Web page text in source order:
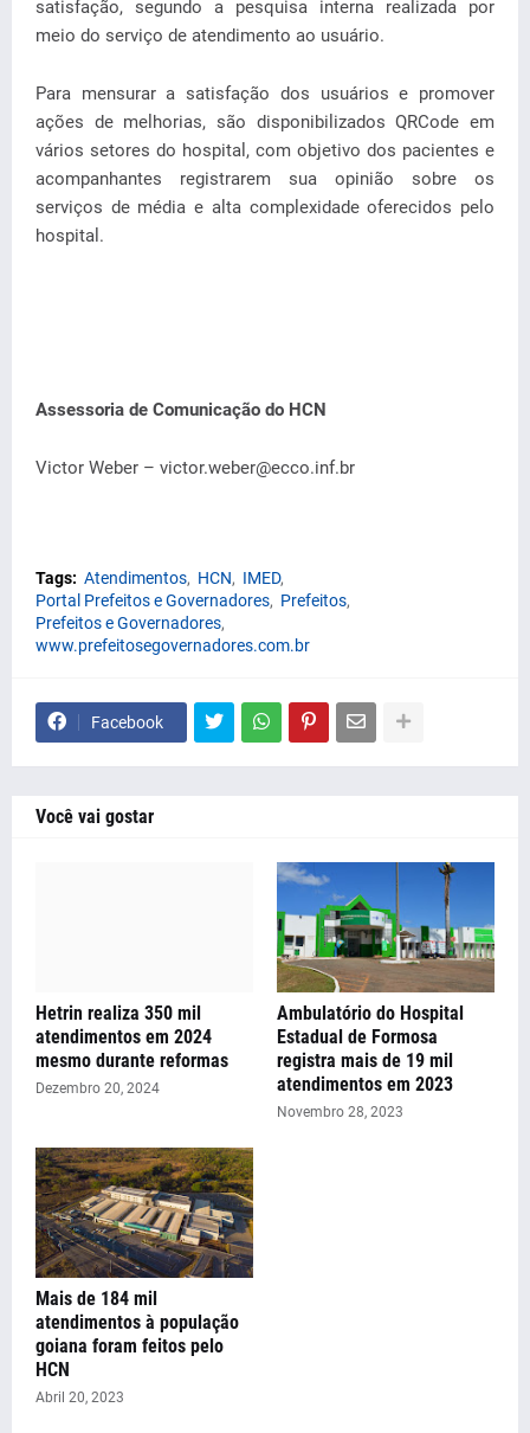
satisfação, segundo a pesquisa interna realizada por
meio do serviço de atendimento ao usuário.
Para mensurar a satisfação dos usuários e promover
ações de melhorias, são disponibilizados QRCode em
vários setores do hospital, com objetivo dos pacientes e
acompanhantes registrarem sua opinião sobre os
serviços de média e alta complexidade oferecidos pelo
hospital.
Assessoria de Comunicação do HCN
Victor Weber – victor.weber@ecco.inf.br
Tags: Atendimentos HCN
IMED
Portal Prefeitos e Governadores
Prefeitos
Prefeitos e Governadores
www.prefeitosegovernadores.com.br
Facebook
Você vai gostar
Hetrin realiza 350 mil
atendimentos em 2024
mesmo durante reformas
Dezembro 20, 2024
Ambulatório do Hospital
Estadual de Formosa
registra mais de 19 mil
atendimentos em 2023
Novembro 28, 2023
Mais de 184 mil
atendimentos à população
goiana foram feitos pelo
HCN
Abril 20, 2023